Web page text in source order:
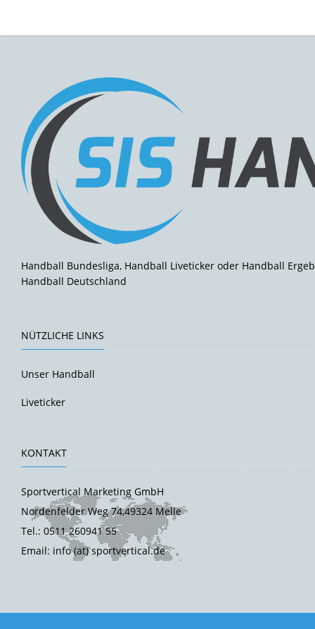
Handball Bundesliga, Handball Liveticker oder Handball
Handball Deutschland
NÜTZLICHE LINKS
Unser Handball
Liveticker
KONTAKT
Sportvertical Marketing GmbH
Nordenfelder Weg 74,49324 Melle
Tel.: 0511 260941 55
Email: info (at) sportvertical.de